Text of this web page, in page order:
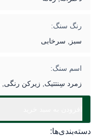
رنگ سنگ:
سبز, سرخابی
اسم سنگ:
زمرد سِنتتیک, زیرکن رنگی,
دسته‌بندی‌ها: